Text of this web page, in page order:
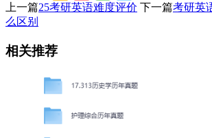
上一篇25考研英语难度评价 下一篇考研英
么区别
相关推荐